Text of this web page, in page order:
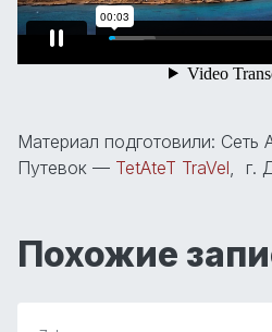
Материал подготовили: Сеть
Путевок — TetAteT TraVel, г.
Похожие